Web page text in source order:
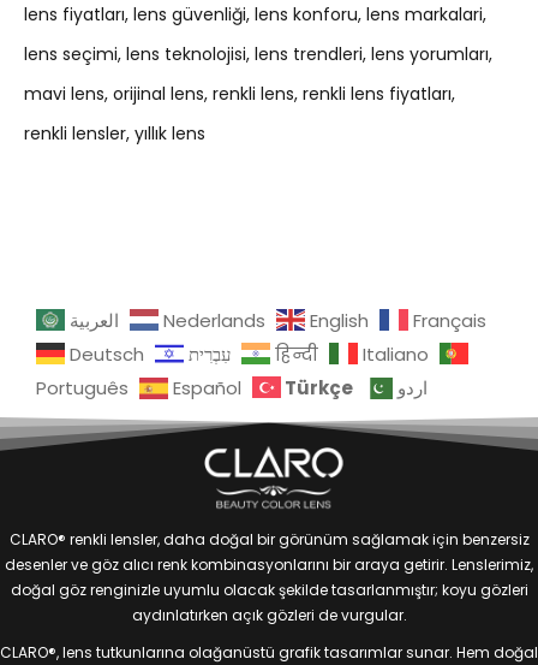
lens fiyatları lens güvenliği lens konforu lens markalari
lens seçimi lens teknolojisi lens trendleri lens yorumları
mavi lens orijinal lens renkli lens renkli lens fiyatları
renkli lensler yıllık lens
العربية Nederlands English
Français
Deutsch
עִבְרִית हिन्दी
Italiano
Português
Español Türkçe اردو
CLARO® renkli lensler, daha doğal bir görünüm sağlamak için benzersiz
desenler ve göz alıcı renk kombinasyonlarını bir araya getirir. Lenslerimiz,
doğal göz renginizle uyumlu olacak şekilde tasarlanmıştır; koyu gözleri
aydınlatırken açık gözleri de vurgular.
CLARO®, lens tutkunlarına olağanüstü grafik tasarımlar sunar. Hem doğal